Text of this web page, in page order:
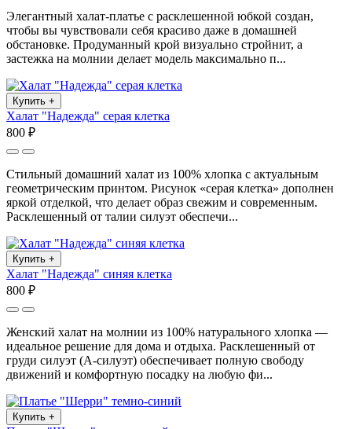
Элегантный халат-платье с расклешенной юбкой создан,
чтобы вы чувствовали себя красиво даже в домашней
обстановке. Продуманный крой визуально стройнит, а
застежка на молнии делает модель максимально п...
Купить +
Халат "Надежда" серая клетка
800 ₽
Стильный домашний халат из 100% хлопка с актуальным
геометрическим принтом. Рисунок «серая клетка» дополнен
яркой отделкой, что делает образ свежим и современным.
Расклешенный от талии силуэт обеспечи...
Купить +
Халат "Надежда" синяя клетка
800 ₽
Женский халат на молнии из 100% натурального хлопка —
идеальное решение для дома и отдыха. Расклешенный от
груди силуэт (А-силуэт) обеспечивает полную свободу
движений и комфортную посадку на любую фи...
Купить +